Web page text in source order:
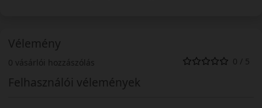
Vélemény
0 vásárlói hozzászólás 0 / 5
Felhasználói vélemények